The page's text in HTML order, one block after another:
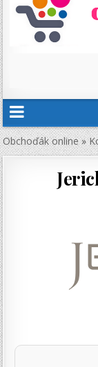
Obchoďák online»